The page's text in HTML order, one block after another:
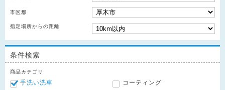
市区郡
指定場所からの距離
条件検索
商品カテゴリ
手洗い洗車
コーティング